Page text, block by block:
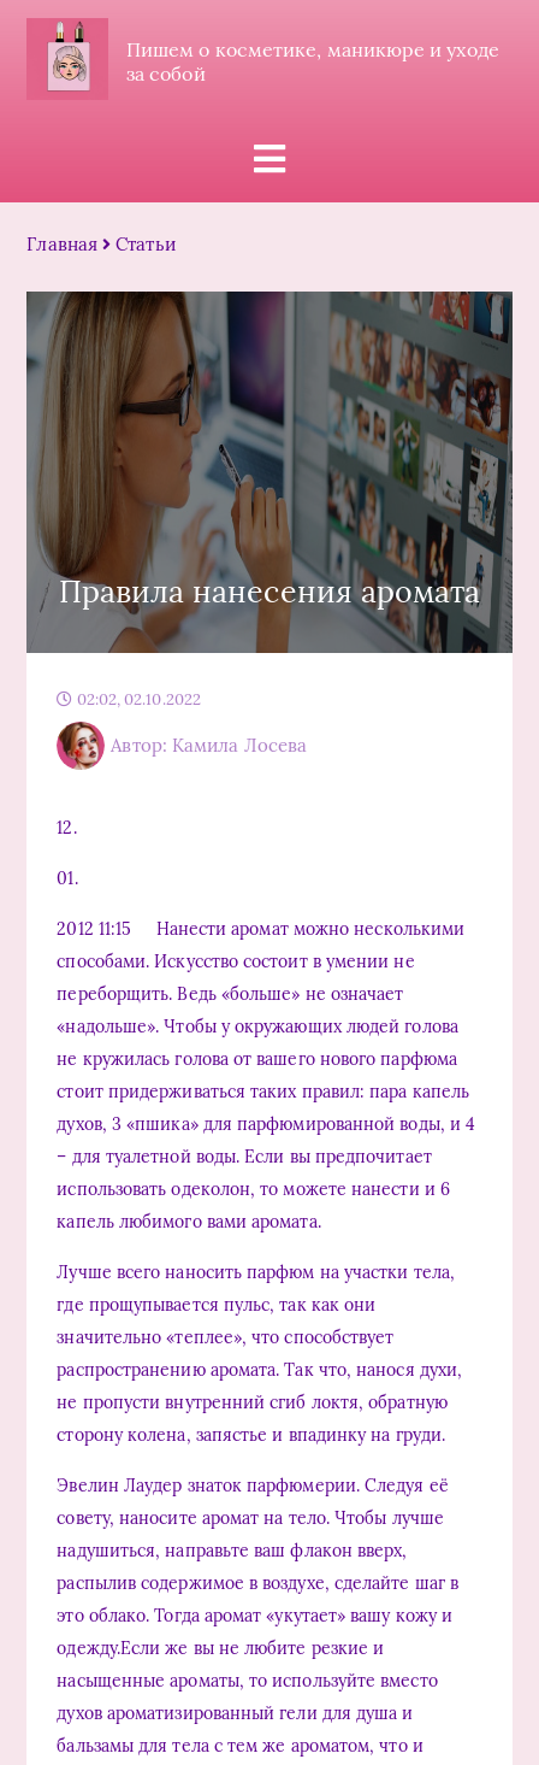
Пишем о косметике, маникюре и уходе
за собой
Главная Статьи
Правила нанесения аромата
02:02, 02.10.2022
Автор: Камила Лосева
12.
01.
2012 11:15 Нанести аромат можно несколькими
способами. Искусство состоит в умении не
переборщить. Ведь «больше» не означает
«надольше». Чтобы у окружающих людей голова
не кружилась голова от вашего нового парфюма
стоит придерживаться таких правил: пара капель
духов, 3 «пшика» для парфюмированной воды, и 4
– для туалетной воды. Если вы предпочитает
использовать одеколон, то можете нанести и 6
капель любимого вами аромата.
Лучше всего наносить парфюм на участки тела,
где прощупывается пульс, так как они
значительно «теплее», что способствует
распространению аромата. Так что, нанося духи,
не пропусти внутренний сгиб локтя, обратную
сторону колена, запястье и впадинку на груди.
Эвелин Лаудер знаток парфюмерии. Следуя её
совету, наносите аромат на тело. Чтобы лучше
надушиться, направьте ваш флакон вверх,
распылив содержимое в воздухе, сделайте шаг в
это облако. Тогда аромат «укутает» вашу кожу и
одежду.Если же вы не любите резкие и
насыщенные ароматы, то используйте вместо
духов ароматизированный гели для душа и
бальзамы для тела с тем же ароматом, что и